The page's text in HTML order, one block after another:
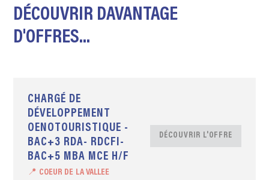
DÉCOUVRIR DAVANTAGE
D'OFFRES...
CHARGÉ DE
DÉVELOPPEMENT
OENOTOURISTIQUE -
BAC+3 RDA- RDCFI-
BAC+5 MBA MCE H/F
📍 COEUR DE LA VALLEE
DÉCOUVRIR L'OFFRE